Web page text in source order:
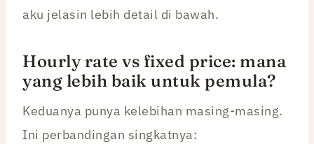
aku jelasin lebih detail di bawah.
Hourly rate vs fixed price: mana
yang lebih baik untuk pemula?
Keduanya punya kelebihan masing-masing.
Ini perbandingan singkatnya: